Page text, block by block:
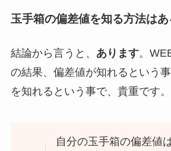
玉手箱の偏差値を知る方法はあ
結論から言うと、 あります。
の結果、偏差値が知れるという
を知れるという事で、貴重です。
自分の玉手箱の偏差値